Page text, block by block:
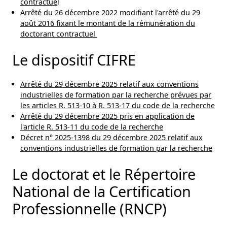
Arrêté du 26 décembre 2022 modifiant l'arrêté du 29
août 2016 fixant le montant de la rémunération du
doctorant contractuel
Le dispositif CIFRE
Arrêté du 29 décembre 2025 relatif aux conventions
industrielles de formation par la recherche prévues par
les articles R. 513-10 à R. 513-17 du code de la recherche
Arrêté du 29 décembre 2025 pris en application de
l'article R. 513-11 du code de la recherche
Décret n° 2025-1398 du 29 décembre 2025 relatif aux
conventions industrielles de formation par la recherche
Le doctorat et le Répertoire
National de la Certification
Professionnelle (RNCP)